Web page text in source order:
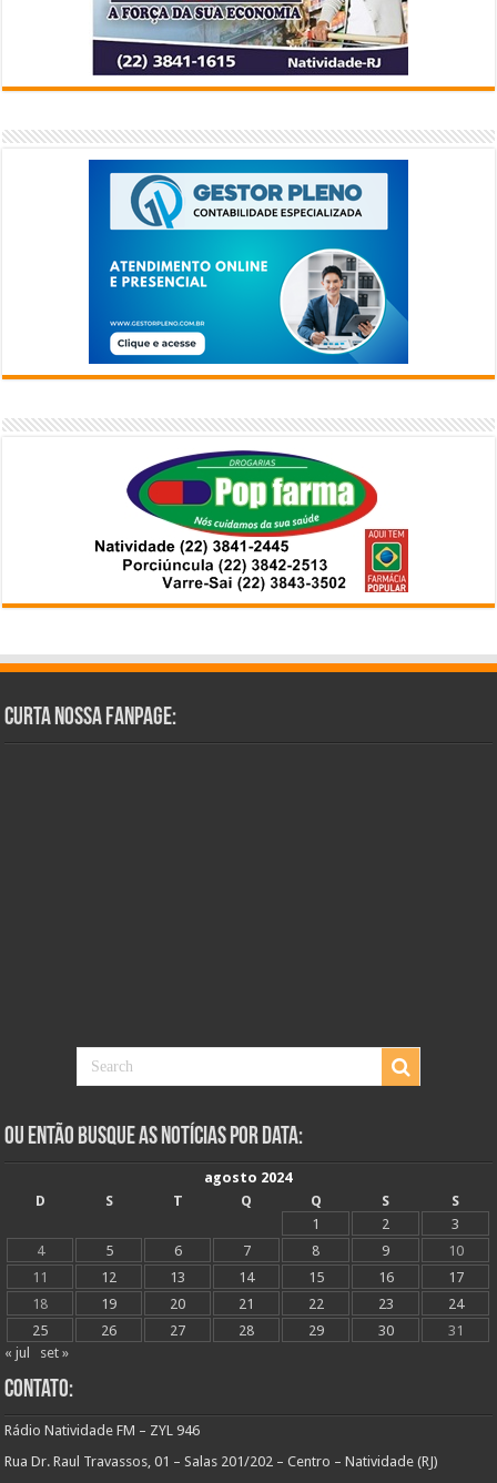
Curta Nossa Fanpage:
Ou Então Busque as Notícias Por Data:
agosto 2024
D
S T Q Q S
S
1
2
3
4
5 6 7 8 9
10
11
12 13 14 15 16
17
18
19 20 21 22 23
24
25
26 27 28 29 30
31
« jul
set »
Contato:
Rádio Natividade FM – ZYL 946
Rua Dr. Raul Travassos, 01 – Salas 201/202 – Centro – Natividade (RJ)